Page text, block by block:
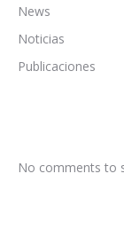
News
Noticias
Publicaciones
No comments to